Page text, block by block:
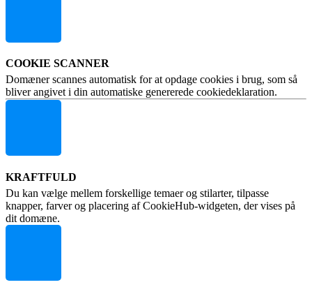
COOKIE SCANNER
Domæner scannes automatisk for at opdage cookies i brug, som så
bliver angivet i din automatiske genererede cookiedeklaration.
KRAFTFULD
Du kan vælge mellem forskellige temaer og stilarter, tilpasse
knapper, farver og placering af CookieHub-widgeten, der vises på
dit domæne.